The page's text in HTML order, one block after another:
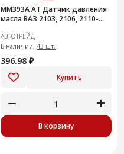
ММ393А АТ Датчик давления
масла ВАЗ 2103, 2106, 2110-
АВТОТРЕЙД
В наличии: 43 шт.
396.98 ₽
Купить
В корзину